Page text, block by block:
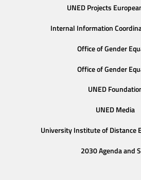
UNED Projects
Internal Information
Office of Gender
Office of Gender
UNED
UNED Media
University Institute of Distance
2030 Agenda and